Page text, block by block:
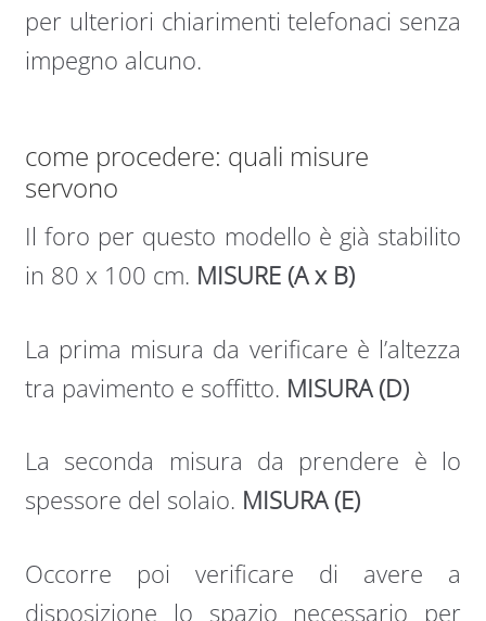
per ulteriori chiarimenti telefonaci senza
impegno alcuno.
come procedere: quali misure
servono
Il foro per questo modello è già stabilito
in 80 x 100 cm. MISURE (A x B)
La prima misura da verificare è l’altezza
tra pavimento e soffitto. MISURA (D)
La seconda misura da prendere è lo
spessore del solaio. MISURA (E)
Occorre poi verificare di avere a
disposizione lo spazio necessario per